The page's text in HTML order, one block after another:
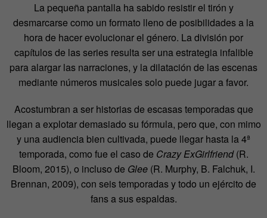
La pequeña pantalla ha sabido resistir el tirón y
desmarcarse como un formato lleno de posibilidades a la
hora de hacer evolucionar el género. La división por
capítulos de las series resulta ser una estrategia infalible
para alargar las narraciones, y la dilatación de las escenas
mediante números musicales solo puede jugar a favor.
Acostumbran a ser historias de escasas temporadas que
llegan a explotar demasiado su fórmula, pero que, con mimo
y una audiencia bien cultivada, puede llegar hasta la 4ª
temporada, como fue el caso de Crazy ExGirlfriend(R.
Bloom, 2015), o incluso de Glee (R. Murphy, B. Falchuk, I.
Brennan, 2009), con seis temporadas y todo un ejército de
fans a sus espaldas.